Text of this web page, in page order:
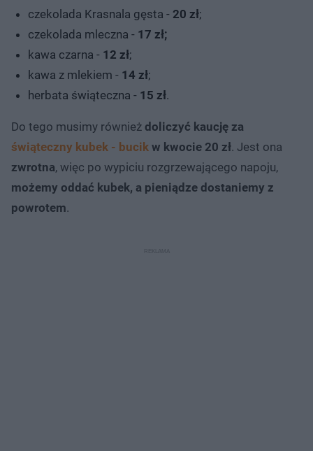
czekolada Krasnala gęsta - 20 zł;
czekolada mleczna - 17 zł;
kawa czarna - 12 zł;
kawa z mlekiem - 14 zł;
herbata świąteczna - 15 zł.
Do tego musimy również doliczyć kaucję za
świąteczny kubek - bucik w kwocie 20 zł. Jest ona
zwrotna, więc po wypiciu rozgrzewającego napoju,
możemy oddać kubek, a pieniądze dostaniemy z
powrotem.